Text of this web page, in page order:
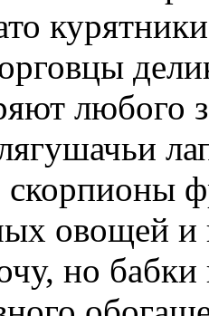
любого
овощей и
но бабки